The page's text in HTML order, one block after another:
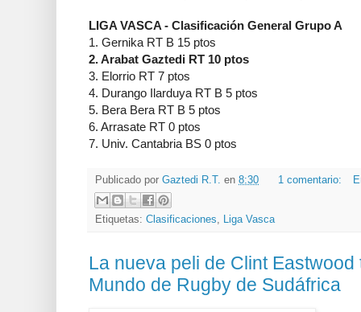
LIGA VASCA - Clasificación General Grupo A
1. Gernika RT B 15 ptos
2. Arabat Gaztedi RT 10 ptos
3. Elorrio RT 7 ptos
4. Durango Ilarduya RT B 5 ptos
5. Bera Bera RT B 5 ptos
6. Arrasate RT 0 ptos
7. Univ. Cantabria BS 0 ptos
Publicado por Gaztedi R.T. en 8:30 1 comentario:
Etiquetas: Clasificaciones, Liga Vasca
La nueva peli de Clint
Mundo de Rugby de Sudáfrica